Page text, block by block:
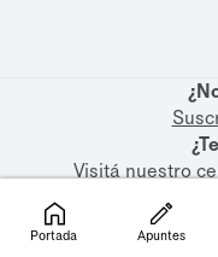
Visitá nuestro
Portada Apuntes